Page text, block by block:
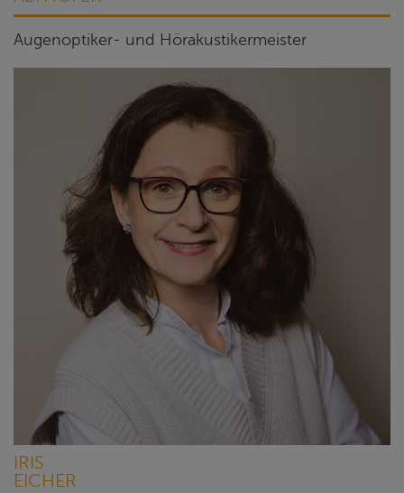
Augenoptiker- und Hörakustikermeister
IRIS
EICHER